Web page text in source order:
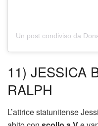
11) JESSICA
RALPH
L’attrice statunitense